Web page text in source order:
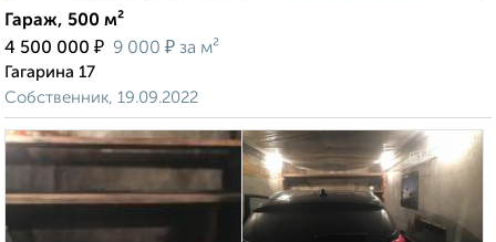
Гараж, 500 м²
4 500 000 ₽ 9 000 ₽ за м²
Гагарина 17
Собственник, 19.09.2022